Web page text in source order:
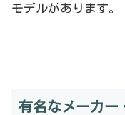
モデルがあります。
有名なメーカー